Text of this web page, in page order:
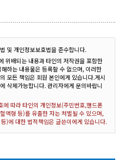
및 개인정보보호법을 준수합니다.
위배되는 내용과 타인의 저작권을 포함한
하는 내용물은 등록할 수 없으며, 이러한
모든 책임은 회원 본인에게 있습니다.게시
삭제가능합니다. 관리자에게 문의바랍니
따라 타인의 개인정보(주민번호,핸드폰
액형 등)를 유출한 자는 처벌될 수 있으며,
)에 대한 법적책임은 글쓴이에게 있습니다.